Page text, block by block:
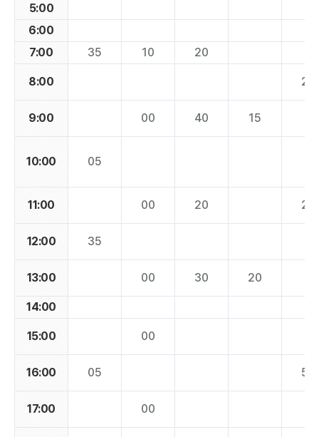
5:00
6:00
7:00
35 10 20
8:00 20
9:00 00 40 15
10:00 05
11:00 00 20 27
12:00 35
13:00 00 30 20
14:00
15:00 00
16:00 05 52
17:00 00